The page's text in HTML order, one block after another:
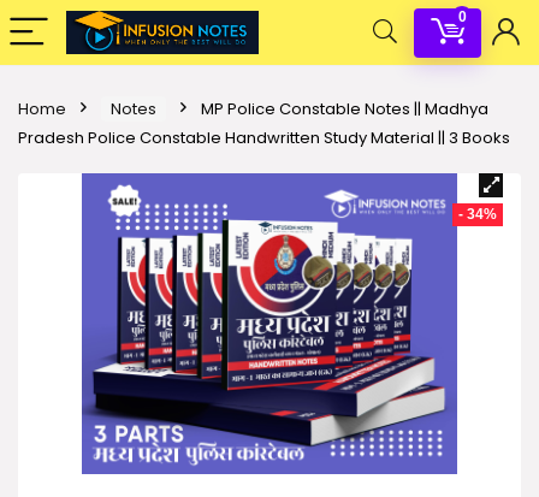
0
Home Notes
MP Police Constable Notes || Madhya
Pradesh Police Constable Handwritten Study Material || 3 Books
- 34%